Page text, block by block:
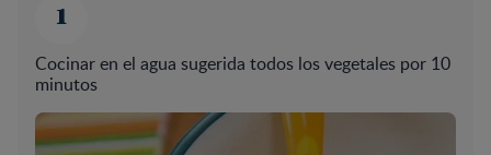
Cocinar en el agua sugerida todos los vegetales por 10
minutos